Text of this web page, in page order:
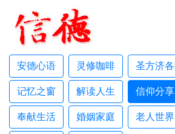
安德心语 灵修咖啡 圣方济
记忆之窗 解读人生 信仰分享
奉献生活 婚姻家庭 老人世界